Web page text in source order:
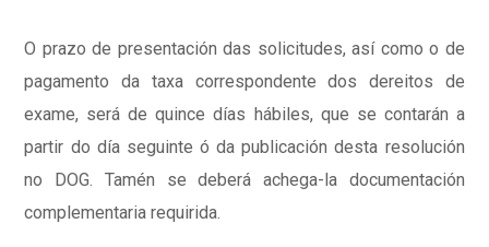
O prazo de presentación das solicitudes, así como o de
pagamento da taxa correspondente dos dereitos de
exame, será de quince días hábiles, que se contarán a
partir do día seguinte ó da publicación desta resolución
no DOG. Tamén se deberá achega-la documentación
complementaria requirida.